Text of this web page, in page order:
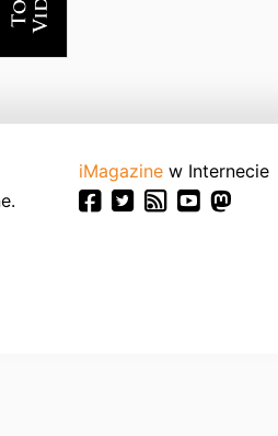
iMagazine w Internecie